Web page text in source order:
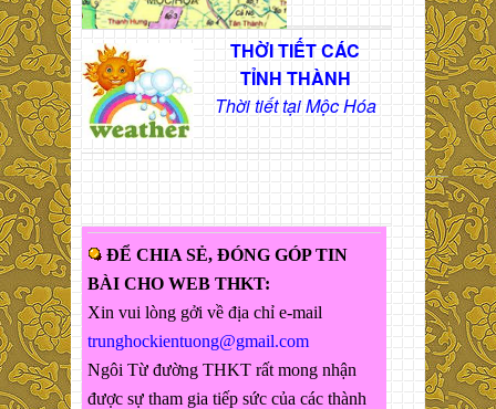
THỜI TIẾT CÁC
TỈNH THÀNH
Thời tiết tại Mộc Hóa
ĐỂ CHIA SẺ, ĐÓNG GÓP TIN
BÀI CHO WEB THKT:
Xin vui lòng gởi về địa chỉ e-mail
trunghockientuong@gmail.com
Ngôi Từ đường THKT rất mong nhận
được sự tham gia tiếp sức của các thành